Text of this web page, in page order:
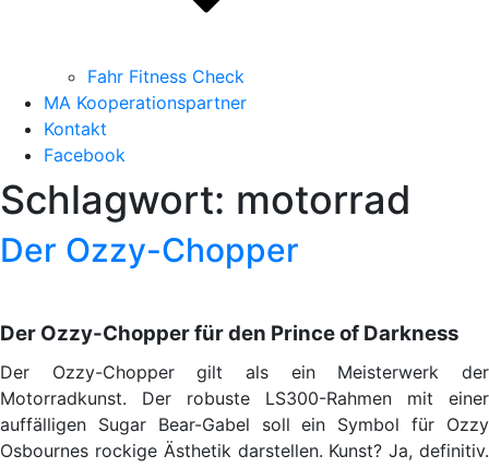
Fahr Fitness Check
MA Kooperationspartner
Kontakt
Facebook
Schlagwort: motorrad
Der Ozzy-Chopper
Der Ozzy-Chopper für den Prince of Darkness
Der Ozzy-Chopper gilt als ein Meisterwerk der
Motorradkunst. Der robuste LS300-Rahmen mit einer
auffälligen Sugar Bear-Gabel soll ein Symbol für Ozzy
Osbournes rockige Ästhetik darstellen. Kunst? Ja, definitiv.